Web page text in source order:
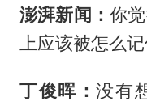
澎湃新闻：你
上应该被怎么记
丁俊晖：没有